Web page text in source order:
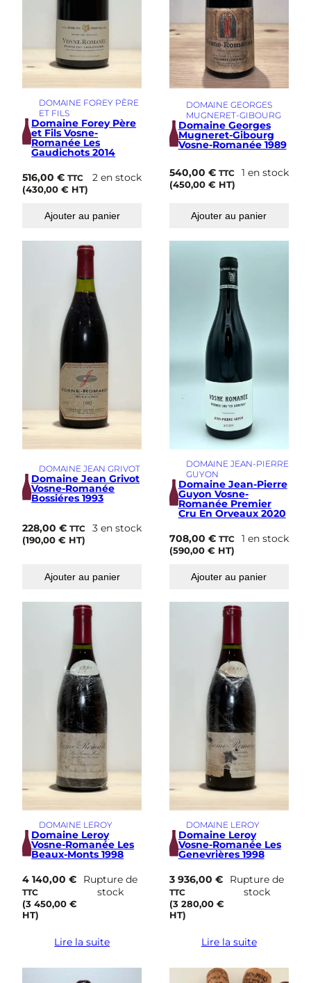
DOMAINE FOREY PÈRE
ET FILS
Domaine Forey Père
et Fils Vosne-
Romanée Les
Gaudichots 2014
516,00€ TTC
(430,00€ HT)
2 en stock
Ajouter au panier
DOMAINE GEORGES
MUGNERET-GIBOURG
Domaine Georges
Mugneret-Gibourg
Vosne-Romanée 1989
540,00 € TTC
(450,00 €HT)
1 en stock
Ajouter au panier
DOMAINE JEAN GRIVOT
Domaine Jean Grivot
Vosne-Romanée
Bossiéres 1993
228,00€ TTC
(190,00€ HT)
3 en stock
Ajouter au panier
DOMAINE JEAN-PIERRE
GUYON
Domaine Jean-Pierre
Guyon Vosne-
Romanée Premier
Cru En Orveaux 2020
708,00 € TTC
(590,00 €HT)
1 en stock
Ajouter au panier
DOMAINE LEROY
Domaine Leroy
Vosne-Romanée Les
Beaux-Monts 1998
4 140,00€
TTC
(3 450,00€
HT)
Rupture de
stock
Lire la suite
DOMAINE LEROY
Domaine Leroy
Vosne-Romanée Les
Genevrières 1998
3 936,00 €
TTC
(3 280,00 €
HT)
Rupture de
stock
Lire la suite